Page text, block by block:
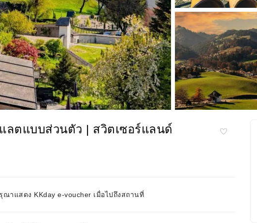
ลตแบบส่วนตัว | สวิตเซอร์แลนด์
ณาแสดง KKday e-voucher เมื่อไปถึงสถานที่